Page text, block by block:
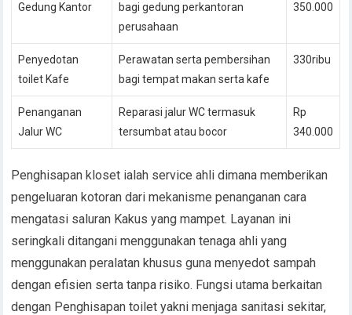
Gedung Kantor
bagi gedung perkantoran
perusahaan
350.000
Penyedotan
toilet Kafe
Perawatan serta pembersihan
bagi tempat makan serta kafe
330ribu
Penanganan
Jalur WC
Reparasi jalur WC termasuk
tersumbat atau bocor
Rp
340.000
Penghisapan kloset ialah service ahli dimana memberikan
pengeluaran kotoran dari mekanisme penanganan cara
mengatasi saluran Kakus yang mampet. Layanan ini
seringkali ditangani menggunakan tenaga ahli yang
menggunakan peralatan khusus guna menyedot sampah
dengan efisien serta tanpa risiko. Fungsi utama berkaitan
dengan Penghisapan toilet yakni menjaga sanitasi sekitar,